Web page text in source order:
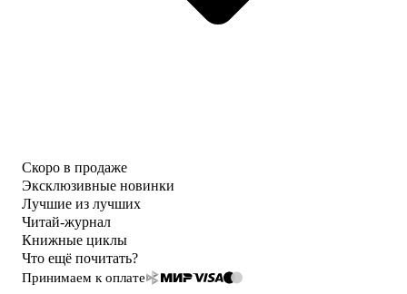
Скоро в продаже
Эксклюзивные новинки
Лучшие из лучших
Читай-журнал
Книжные циклы
Что ещё почитать?
Принимаем к оплате